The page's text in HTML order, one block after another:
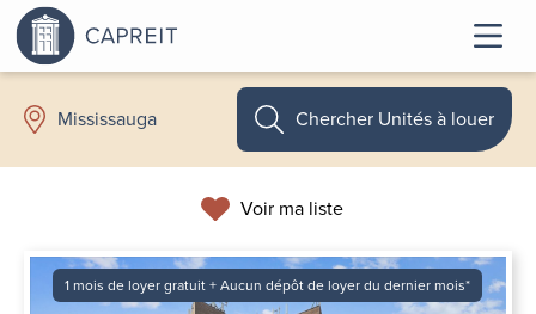
Mississauga
Voir ma liste
Chercher Unités à louer
1 mois de loyer gratuit + Aucun dépôt de loyer du dernier mois*